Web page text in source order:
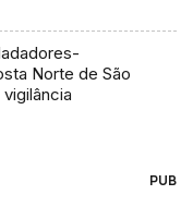
Norte de São
PUB